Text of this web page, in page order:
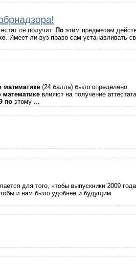
он получит. По этим предметам
. Имеет ли вуз право сам устанавливать
математике (24 балла) было определено
математике влияют на получение
по этому ...
для того, чтобы выпускники 2009
и нам было удобнее и будущим